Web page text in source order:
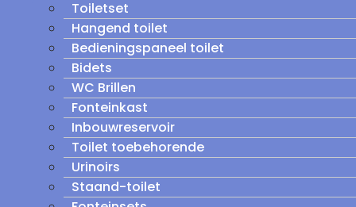
Toiletset
Hangend toilet
Bedieningspaneel toilet
Bidets
WC Brillen
Fonteinkast
Inbouwreservoir
Toilet toebehorende
Urinoirs
Staand-toilet